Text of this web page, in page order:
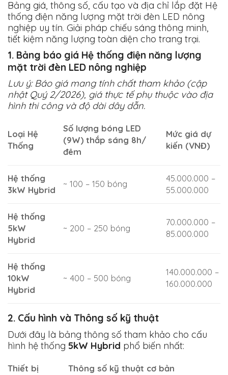
Bảng giá, thông số, cấu tạo và địa chỉ lắp đặt Hệ
thống điện năng lượng mặt trời đèn LED nông
nghiệp uy tín. Giải pháp chiếu sáng thông minh,
tiết kiệm năng lượng toàn diện cho trang trại.
1. Bảng báo giá Hệ thống điện năng lượng
mặt trời đèn LED nông nghiệp
Lưu ý: Báo giá mang tính chất tham khảo (cập
nhật Quý 2/2026), giá thực tế phụ thuộc vào địa
hình thi công và độ dài dây dẫn.
Loại Hệ
Thống
Số lượng bóng LED
(9W) thắp sáng 8h/
đêm
Mức giá dự
kiến (VNĐ)
Hệ thống
3kW Hybrid
~ 100 – 150 bóng
45.000.000 –
55.000.000
Hệ thống
5kW
Hybrid
~ 200 – 250 bóng
70.000.000 –
85.000.000
Hệ thống
10kW
Hybrid
~ 400 – 500 bóng
140.000.000 –
160.000.000
2. Cấu hình và Thông số kỹ thuật
Dưới đây là bảng thông số tham khảo cho cấu
hình hệ thống 5kW Hybrid phổ biến nhất:
Thiết bị Thông số kỹ thuật cơ bản